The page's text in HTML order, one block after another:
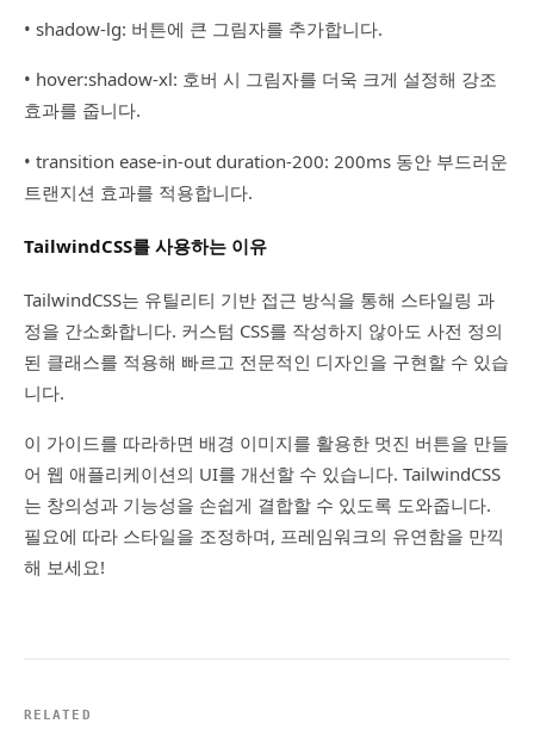
• shadow-lg: 버튼에 큰 그림자를 추가합니다.
• hover:shadow-xl: 호버 시 그림자를 더욱 크게 설정해 강조
효과를 줍니다.
• transition ease-in-out duration-200: 200ms 동안 부드러운
트랜지션 효과를 적용합니다.
TailwindCSS를 사용하는 이유
TailwindCSS는 유틸리티 기반 접근 방식을 통해 스타일링 과
정을 간소화합니다. 커스텀 CSS를 작성하지 않아도 사전 정의
된 클래스를 적용해 빠르고 전문적인 디자인을 구현할 수 있습
니다.
이 가이드를 따라하면 배경 이미지를 활용한 멋진 버튼을 만들
어 웹 애플리케이션의 UI를 개선할 수 있습니다. TailwindCSS
는 창의성과 기능성을 손쉽게 결합할 수 있도록 도와줍니다.
필요에 따라 스타일을 조정하며, 프레임워크의 유연함을 만끽
해 보세요!
RELATED